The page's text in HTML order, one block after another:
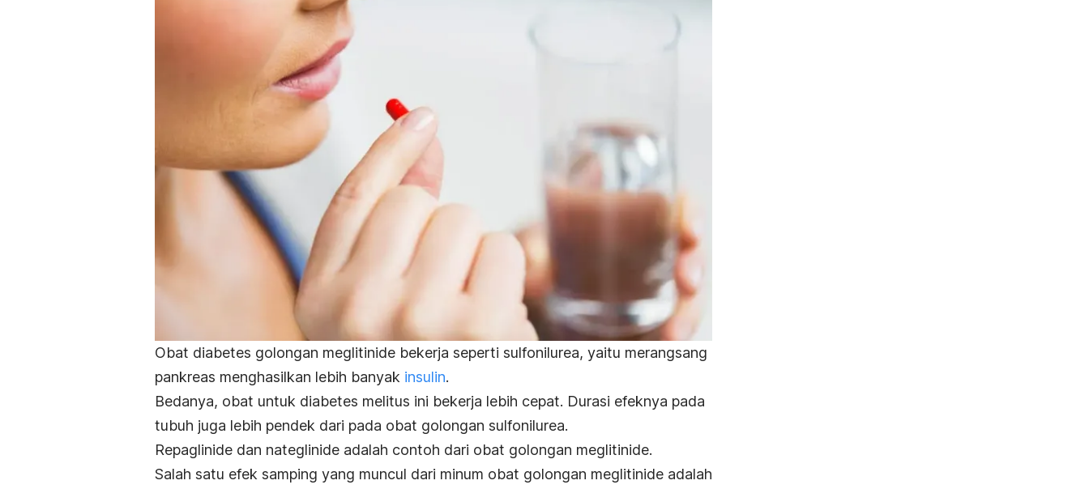
Obat diabetes golongan meglitinide bekerja seperti sulfonilurea, yaitu merangsang
pankreas menghasilkan lebih banyak insulin.
Bedanya, obat untuk diabetes melitus ini bekerja lebih cepat. Durasi efeknya pada
tubuh juga lebih pendek dari pada obat golongan sulfonilurea.
Repaglinide dan nateglinide adalah contoh dari obat golongan meglitinide.
Salah satu efek samping yang muncul dari minum obat golongan meglitinide adalah